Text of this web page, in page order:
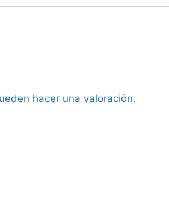
hacer una valoración.